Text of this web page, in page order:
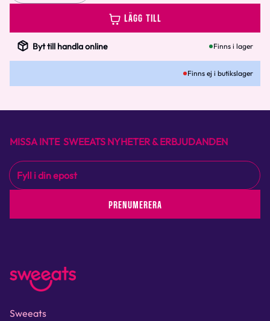
LÄGG TILL
Byt till handla online Finns i lager
Finns ej i butikslager
MISSA INTE SWEEATS NYHETER & ERBJUDANDEN
PRENUMERERA
Sweeats